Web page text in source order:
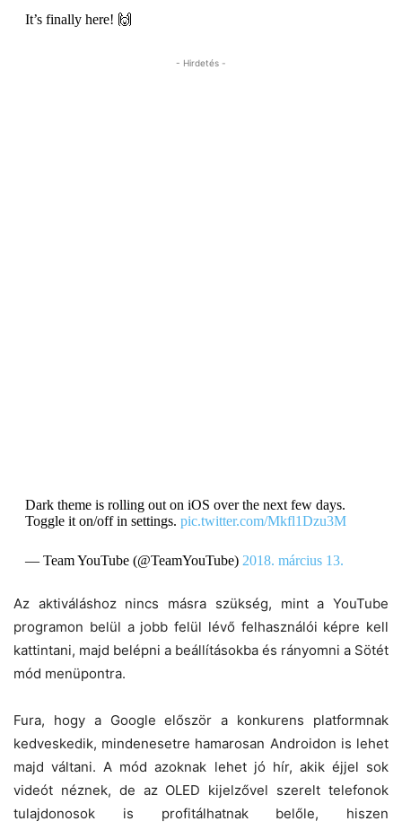
It’s finally here! 🙌
- Hirdetés -
Dark theme is rolling out on iOS over the next few days.
Toggle it on/off in settings. pic.twitter.com/Mkfl1Dzu3M
— Team YouTube (@TeamYouTube) 2018. március 13.
Az aktiváláshoz nincs másra szükség, mint a YouTube
programon belül a jobb felül lévő felhasználói képre kell
kattintani, majd belépni a beállításokba és rányomni a Sötét
mód menüpontra.
Fura, hogy a Google először a konkurens platformnak
kedveskedik, mindenesetre hamarosan Androidon is lehet
majd váltani. A mód azoknak lehet jó hír, akik éjjel sok
videót néznek, de az OLED kijelzővel szerelt telefonok
tulajdonosok is profitálhatnak belőle, hiszen